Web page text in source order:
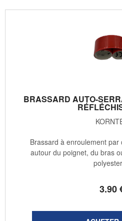
BRASSARD AUTO-
3.90
Brassard à enroulement
autour du poignet, du bras